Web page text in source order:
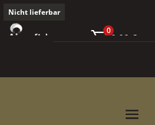
0
0,00 €
Nicht lieferbar